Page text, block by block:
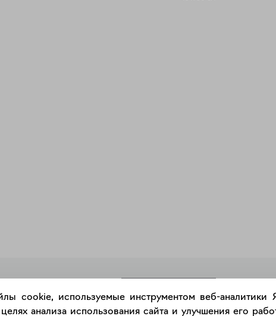
cookie, используемые инструментом веб-аналитики
анализа использования сайта и улучшения его